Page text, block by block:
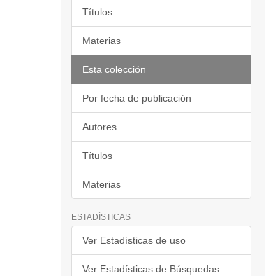
Títulos
Materias
Esta colección
Por fecha de publicación
Autores
Títulos
Materias
ESTADÍSTICAS
Ver Estadísticas de uso
Ver Estadísticas de Búsquedas